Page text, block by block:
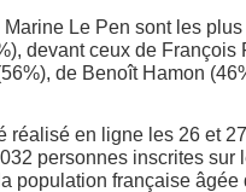
Le Pen sont les
devant ceux de François
de Benoît Hamon
réalisé en ligne les 26 et
personnes inscrites sur
population française âgée